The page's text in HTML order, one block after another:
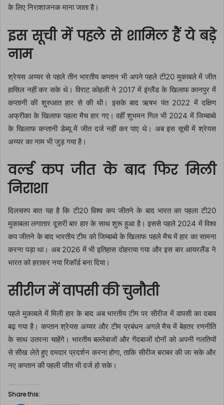
के लिए निराशाजनक माना जाता है।
इस सूची में पहले से शामिल हैं ये बड़े
नाम
श्रेयस अय्यर से पहले तीन भारतीय कप्तान भी अपने पहले टी20 मुकाबले में जीत
हासिल नहीं कर सके थे। विराट कोहली ने 2017 में इंग्लैंड के खिलाफ कानपुर में
कप्तानी की शुरुआत हार से की थी। इसके बाद ऋषभ पंत 2022 में दक्षिण
अफ्रीका के खिलाफ पहला मैच हार गए। वहीं शुभमन गिल भी 2024 में जिम्बाब्वे
के खिलाफ कप्तानी डेब्यू में जीत दर्ज नहीं कर पाए थे। अब इस सूची में श्रेयस
अय्यर का नाम भी जुड़ गया है।
वर्ल्ड कप जीत के बाद फिर मिली
निराशा
दिलचस्प बात यह है कि टी20 विश्व कप जीतने के बाद भारत का पहला टी20
मुकाबला लगातार दूसरी बार हार के साथ शुरू हुआ है। इससे पहले 2024 में विश्व
कप जीतने के बाद भारतीय टीम को जिम्बाब्वे के खिलाफ पहले मैच में हार का सामना
करना पड़ा था। अब 2026 में भी इतिहास दोहराया गया और इस बार आयरलैंड ने
भारत को हराकर नया रिकॉर्ड बना दिया।
सीरीज में वापसी की चुनौती
पहले मुकाबले में मिली हार के बाद अब भारतीय टीम पर सीरीज में वापसी का दबाव
बढ़ गया है। कप्तान श्रेयस अय्यर और टीम प्रबंधन अगले मैच में बेहतर रणनीति
के साथ उतरना चाहेंगे। भारतीय बल्लेबाजों और गेंदबाजों दोनों को अपनी गलतियों
से सीख लेते हुए दमदार प्रदर्शन करना होगा, ताकि सीरीज बराबर की जा सके और
नए कप्तान की पहली जीत भी दर्ज हो सके।
Share this: